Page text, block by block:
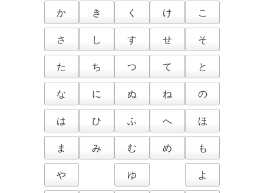
か
き く け
こ
さ
し す せ
そ
た
ち つ て
と
な
に ぬ ね
の
は
ひ ふ へ
ほ
ま
み む め
も
や
ゆ
よ